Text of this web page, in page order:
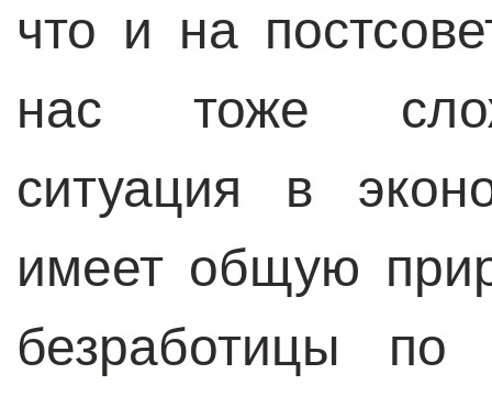
что и на
нас тоже
ситуация в
имеет общую
безработицы по